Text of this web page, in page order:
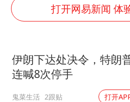
周星驰妈
打开网易新闻 体
伊朗下达处决令，特朗
连喊8次停手
鬼菜生活 2跟贴 打开